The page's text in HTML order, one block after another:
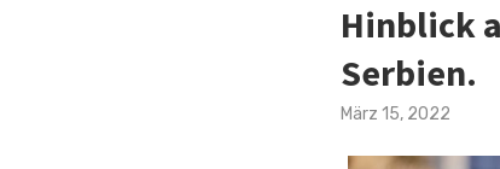
Hinblick
Serbien.
März 15, 2022